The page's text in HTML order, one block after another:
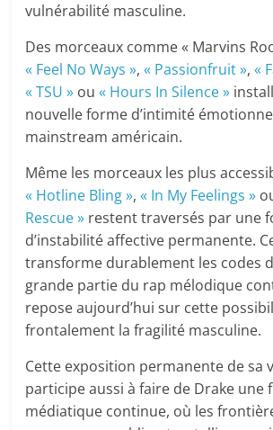
vulnérabilité masculine.
Des morceaux comme « Marvins
« Feel No Ways »,« Passionfruit »,«
« TSU » ou« Hours In Silence »
nouvelle forme d’intimité
mainstream américain.
Même les morceaux les plus
« Hotline Bling »,« In My Feelings »
Rescue » restent traversés par une
d’instabilité affective permanente.
transforme durablement les codes
grande partie du rap mélodique
repose aujourd’hui sur cette
frontalement la fragilité masculine.
Cette exposition permanente de sa
participe aussi à faire de Drake une
médiatique continue, où les